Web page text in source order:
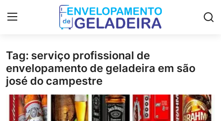
Login Registro
Home
Curso de Envelopamento de
Geladeira
Tag: serviço profissional de
envelopamento de geladeira em são
josé do campestre